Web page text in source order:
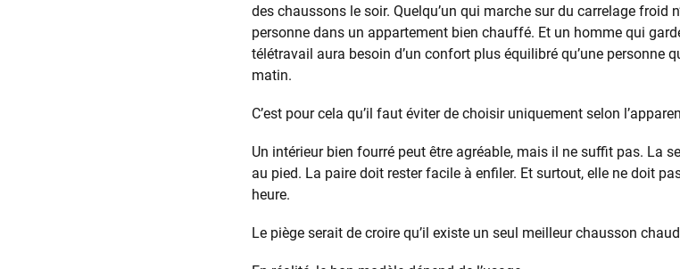
des chaussons le soir. Quelqu’un qui marche sur du carrelage froid
personne dans un appartement bien chauffé. Et un homme qui
télétravail aura besoin d’un confort plus équilibré qu’une personne
matin.
C’est pour cela qu’il faut éviter de choisir uniquement selon
Un intérieur bien fourré peut être agréable, mais il ne suffit pas. La
au pied. La paire doit rester facile à enfiler. Et surtout, elle ne doit
heure.
Le piège serait de croire qu’il existe un seul meilleur chausson